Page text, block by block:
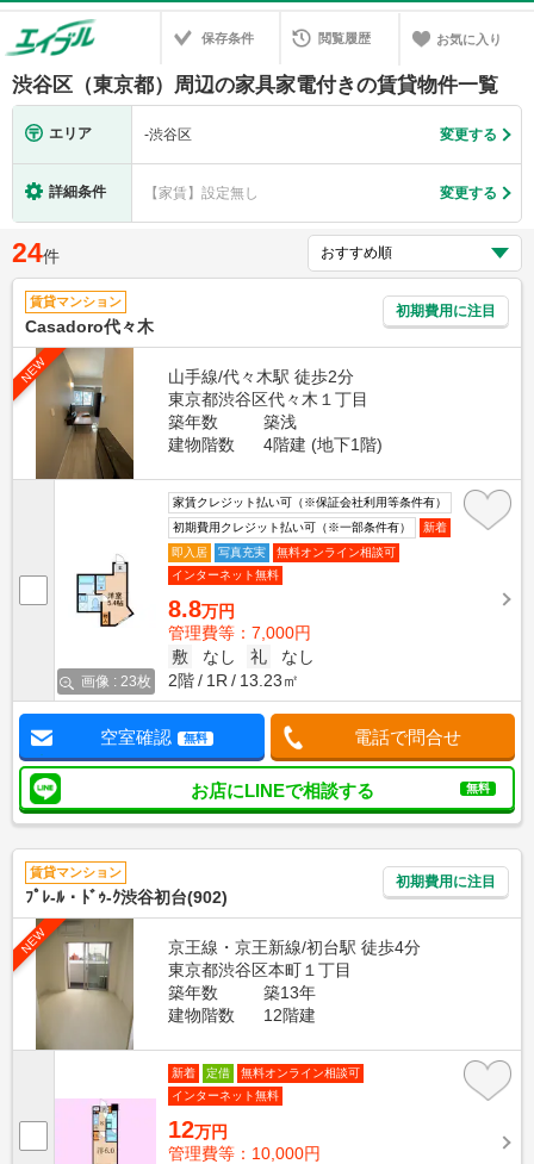
保存条件 閲覧履歴 お気に入り
渋谷区（東京都）周辺の家具家電付きの賃貸物件一覧
エリア -渋谷区 変更する
詳細条件 【家賃】設定無し 変更する
24件
賃貸マンション
Casadoro代々木
初期費用に注目
NEW
山手線/代々木駅 徒歩2分
東京都渋谷区代々木１丁目
築年数
築浅
建物階数
4階建 (地下1階)
画像 : 23枚
家賃クレジット払い可（※保証会社利用等条件有）
初期費用クレジット払い可（※一部条件有）
新着
即入居
写真充実
無料オンライン相談可
インターネット無料
8.8万円
管理費等：7,000円
敷
なし 礼
なし
2階
1R 13.23㎡
空室確認 無料 電話で問合せ
お店にLINEで相談する 無料
賃貸マンション
ﾌﾟﾚ-ﾙ・ﾄﾞｩ-ｸ渋谷初台(902)
初期費用に注目
NEW
京王線・京王新線/初台駅 徒歩4分
東京都渋谷区本町１丁目
築年数
築13年
建物階数
12階建
新着 定借
無料オンライン相談可
インターネット無料
12万円
管理費等：10,000円